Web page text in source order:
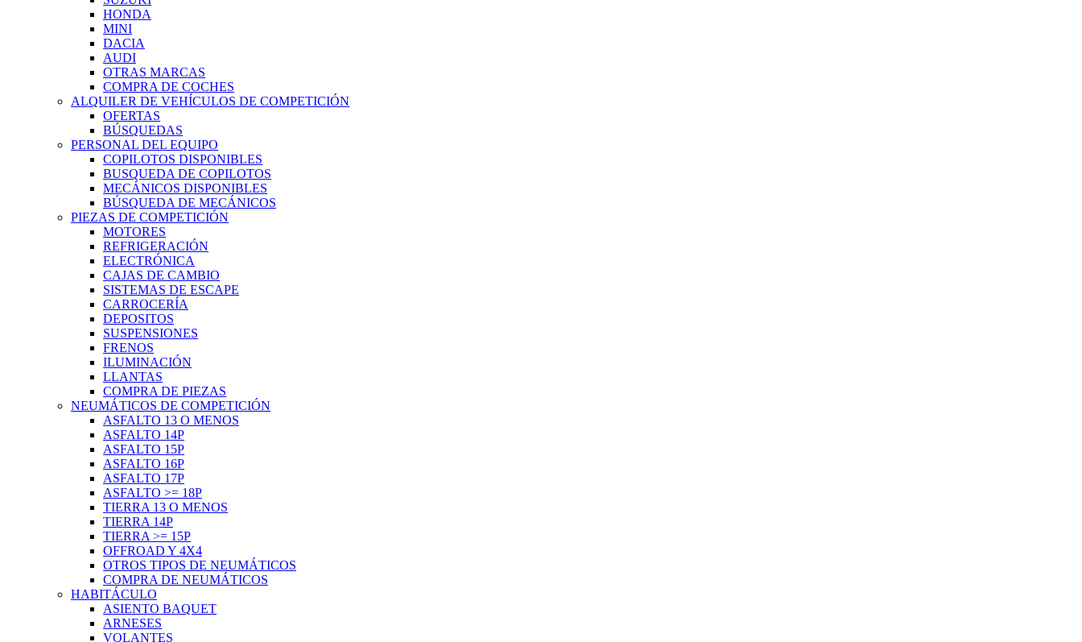
HONDA
MINI
DACIA
AUDI
OTRAS MARCAS
COMPRA DE COCHES
ALQUILER DE VEHÍCULOS DE COMPETICIÓN
OFERTAS
BÚSQUEDAS
PERSONAL DEL EQUIPO
COPILOTOS DISPONIBLES
BUSQUEDA DE COPILOTOS
MECÁNICOS DISPONIBLES
BÚSQUEDA DE MECÁNICOS
PIEZAS DE COMPETICIÓN
MOTORES
REFRIGERACIÓN
ELECTRÓNICA
CAJAS DE CAMBIO
SISTEMAS DE ESCAPE
CARROCERÍA
DEPOSITOS
SUSPENSIONES
FRENOS
ILUMINACIÓN
LLANTAS
COMPRA DE PIEZAS
NEUMÁTICOS DE COMPETICIÓN
ASFALTO 13 O MENOS
ASFALTO 14P
ASFALTO 15P
ASFALTO 16P
ASFALTO 17P
ASFALTO >= 18P
TIERRA 13 O MENOS
TIERRA 14P
TIERRA >= 15P
OFFROAD Y 4X4
OTROS TIPOS DE NEUMÁTICOS
COMPRA DE NEUMÁTICOS
HABITÁCULO
ASIENTO BAQUET
ARNESES
VOLANTES